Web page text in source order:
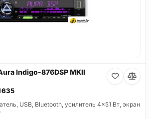
Indigo-876DSP MKII
USB, Bluetooth, усилитель 4x51 Вт, экран